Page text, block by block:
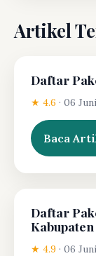
Artikel
Daftar
★ 4.6 · 06
Baca
Daftar
★ 4.9 · 06